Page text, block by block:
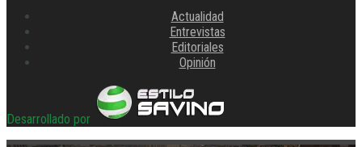
Actualidad
Entrevistas
Editoriales
Opinión
Desarrollado por